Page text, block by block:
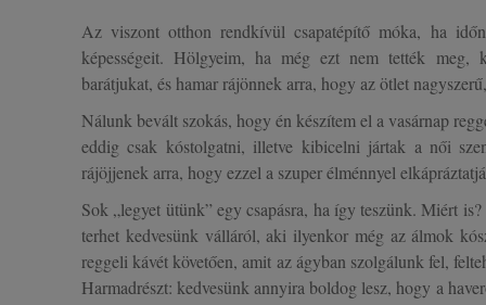
Az viszont otthon rendkívül csapatépítő móka, ha
képességeit. Hölgyeim, ha még ezt nem tették meg,
barátjukat, és hamar rájönnek arra, hogy az ötlet
Nálunk bevált szokás, hogy én készítem el a vasárnap
eddig csak kóstolgatni, illetve kibicelni jártak a női
rájöjjenek arra, hogy ezzel a szuper élménnyel
Sok „legyet ütünk” egy csapásra, ha így teszünk. Miért
terhet kedvesünk válláról, aki ilyenkor még az álmok
reggeli kávét követően, amit az ágyban szolgálunk fel,
Harmadrészt: kedvesünk annyira boldog lesz, hogy a